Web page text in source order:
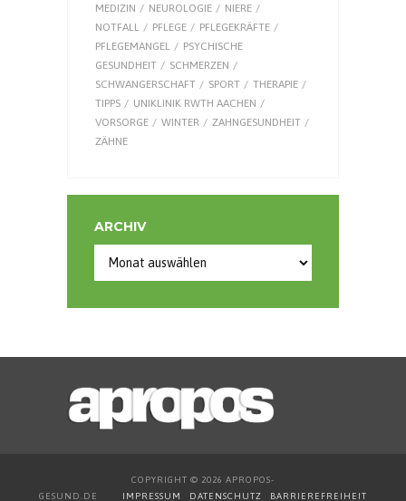
MEDIZIN
NEUROLOGIE
NIERE
NOTFALL
PFLEGE
PFLEGEKRÄFTE
PFLEGEMANGEL
PSYCHISCHE
GESUNDHEIT
SCHMERZEN
SCHWANGERSCHAFT
SPORT
THERAPIE
TIPPS
UNIKLINIK RWTH AACHEN
VORSORGE
WINTER
ZAHNGESUNDHEIT
ZÄHNE
ARCHIV
COPYRIGHT © 2026 APROPOS-
GESUND.DE IMPRESSUM DATENSCHUTZ BARRIEREFREIHEIT